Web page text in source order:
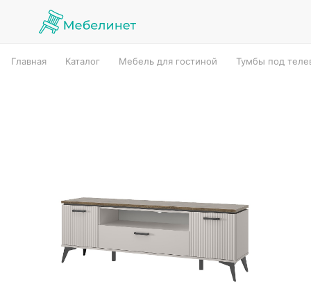
Главная Каталог Мебель для гостиной Тумбы под